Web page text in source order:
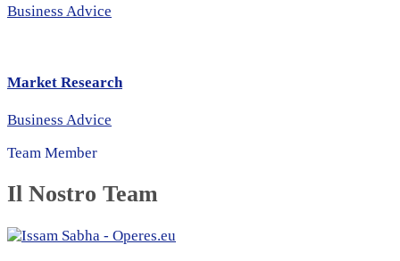
Business Advice
Market Research
Business Advice
Team Member
Il Nostro Team